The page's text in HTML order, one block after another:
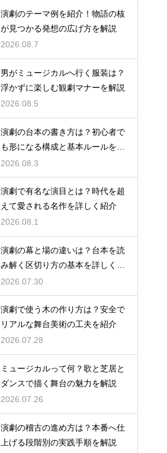
演劇のテーマ例を紹介！物語の核
が見つかる発想の広げ方を解説
2026.08.7
男がミュージカルへ行く服装は？
浮かずに楽しむ観劇マナーを解説
2026.08.5
演劇の台本の書き方は？初心者で
も形になる構成と基本ルールを解
説
2026.08.3
演劇で有名な演目とは？時代を超
えて愛される名作を詳しく紹介
2026.08.1
演劇の幕と場の違いは？台本を読
み解く区切り方の基本を詳しく解
説
2026.07.30
演劇で使う木の作り方は？安全で
リアルな舞台美術の工夫を紹介
2026.07.28
ミュージカルって何？歌と芝居と
ダンスで描く舞台の魅力を解説
2026.07.26
演劇の稽古の進め方は？本番へ仕
上げる段階別の実践手順を解説